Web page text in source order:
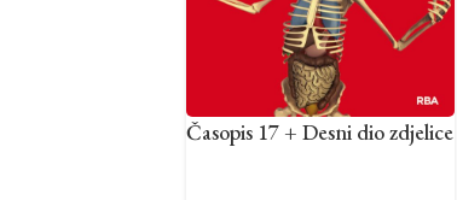
Časopis 17 + Desni dio zdjelice